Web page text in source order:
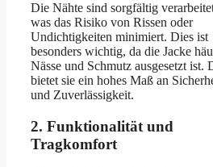
Die Nähte sind sorgfältig
was das Risiko von Rissen oder
Undichtigkeiten minimiert. Dies ist
besonders wichtig, da die Jacke
Nässe und Schmutz ausgesetzt ist.
bietet sie ein hohes Maß an
und Zuverlässigkeit.
2. Funktionalität und
Tragkomfort